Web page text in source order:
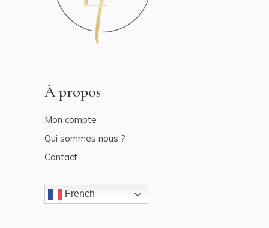
À propos
Mon compte
Qui sommes nous ?
Contact
French